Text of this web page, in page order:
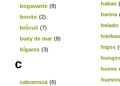
bogavante (8)
bonito (2)
bróculi (7)
buey de mar (8)
bígaros (3)
c
cabrarroca (6)
habas
harina
helado
higos
huevo
huevos